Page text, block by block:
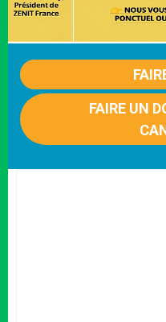
FAIRE UN